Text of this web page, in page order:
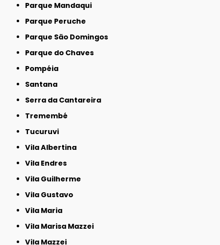
Parque Mandaqui
Parque Peruche
Parque São Domingos
Parque do Chaves
Pompéia
Santana
Serra da Cantareira
Tremembé
Tucuruvi
Vila Albertina
Vila Endres
Vila Guilherme
Vila Gustavo
Vila Maria
Vila Marisa Mazzei
Vila Mazzei